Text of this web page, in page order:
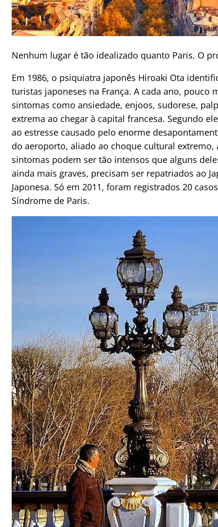
Nenhum lugar é tão idealizado quanto Paris. O
Em 1986, o psiquiatra japonês Hiroaki Ota
turistas japoneses na França. A cada ano, pouco
sintomas como ansiedade, enjoos, sudorese,
extrema ao chegar à capital francesa. Segundo
ao estresse causado pelo enorme
do aeroporto, aliado ao choque cultural extremo,
sintomas podem ser tão intensos que alguns
ainda mais graves, precisam ser repatriados ao
Japonesa. Só em 2011, foram registrados 20
Síndrome de Paris.